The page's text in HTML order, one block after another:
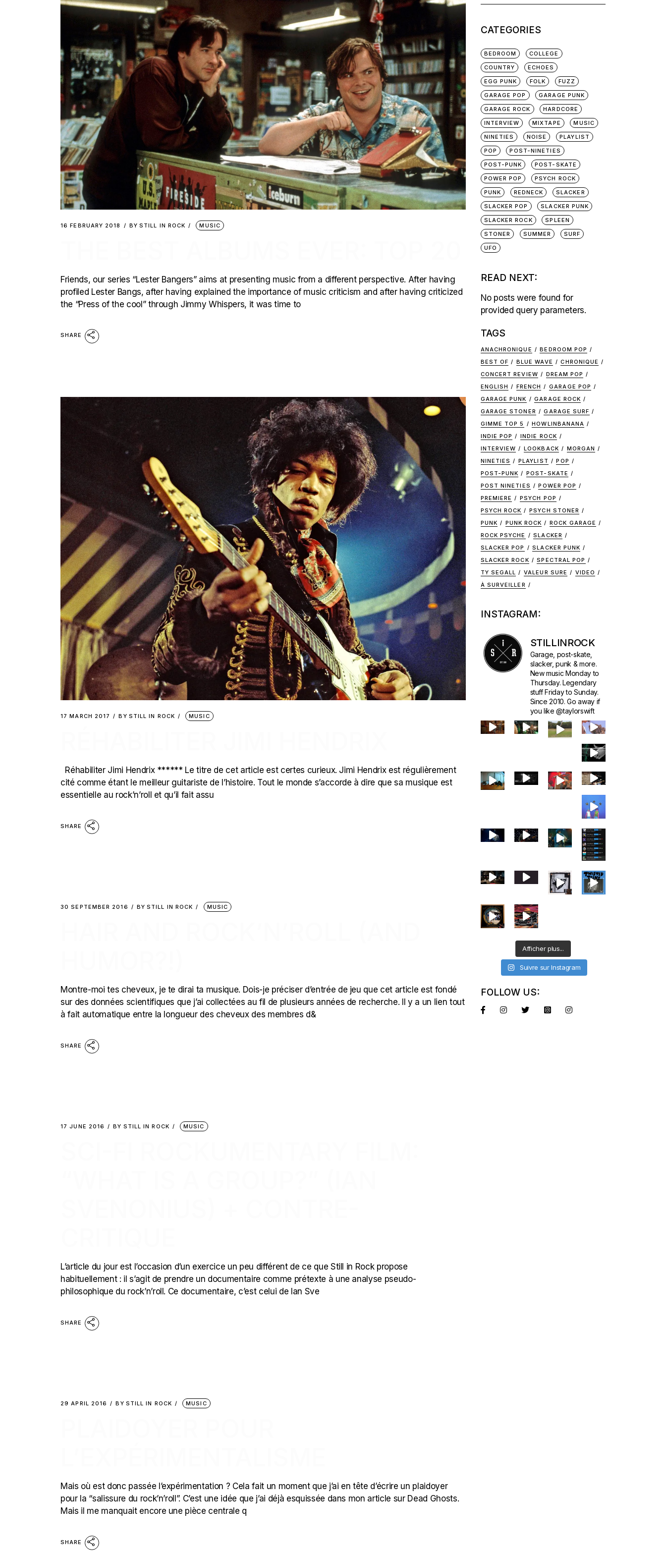
16 FEBRUARY 2018 BY STILL IN ROCK MUSIC
Friends, our series “Lester Bangers” aims at presenting music from a different perspective. After having
profiled Lester Bangs, after having explained the importance of music criticism and after having criticized
the “Press of the cool” through Jimmy Whispers, it was time to
SHARE
17 MARCH 2017 BY STILL IN ROCK MUSIC
Réhabiliter Jimi Hendrix ****** Le titre de cet article est certes curieux. Jimi Hendrix est régulièrement
cité comme étant le meilleur guitariste de l’histoire. Tout le monde s’accorde à dire que sa musique est
essentielle au rock’n’roll et qu’il fait assu
SHARE
30 SEPTEMBER 2016 BY STILL IN ROCK MUSIC
Montre-moi tes cheveux, je te dirai ta musique. Dois-je préciser d’entrée de jeu que cet article est fondé
sur des données scientifiques que j’ai collectées au fil de plusieurs années de recherche. Il y a un lien tout
à fait automatique entre la longueur des cheveux des membres d&
SHARE
17 JUNE 2016 BY STILL IN ROCK MUSIC
L’article du jour est l’occasion d’un exercice un peu différent de ce que Still in Rock propose
habituellement : il s’agit de prendre un documentaire comme prétexte à une analyse pseudo-
philosophique du rock’n’roll. Ce documentaire, c’est celui de Ian Sve
SHARE
29 APRIL 2016 BY STILL IN ROCK MUSIC
Mais où est donc passée l’expérimentation ? Cela fait un moment que j’ai en tête d’écrire un plaidoyer
pour la “salissure du rock’n’roll”. C’est une idée que j’ai déjà esquissée dans mon article sur Dead Ghosts.
Mais il me manquait encore une pièce centrale q
SHARE
CATEGORIES
BEDROOM
COLLEGE
COUNTRY
ECHOES
EGG PUNK
FOLK
FUZZ
GARAGE POP
GARAGE PUNK
GARAGE ROCK
HARDCORE
INTERVIEW
MIXTAPE
MUSIC
NINETIES
NOISE
PLAYLIST
POP
POST-NINETIES
POST-PUNK
POST-SKATE
POWER POP
PSYCH ROCK
PUNK
REDNECK
SLACKER
SLACKER POP
SLACKER PUNK
SLACKER ROCK
SPLEEN
STONER
SUMMER
SURF
UFO
READ NEXT:
No posts were found for
provided query parameters.
TAGS
ANACHRONIQUE
BEDROOM POP
BEST OF
BLUE WAVE
CHRONIQUE
CONCERT REVIEW
DREAM POP
ENGLISH
FRENCH
GARAGE POP
GARAGE PUNK
GARAGE ROCK
GARAGE STONER
GARAGE SURF
GIMME TOP 5
HOWLINBANANA
INDIE POP
INDIE ROCK
INTERVIEW
LOOKBACK
MORGAN
NINETIES
PLAYLIST
POP
POST-PUNK
POST-SKATE
POST NINETIES
POWER POP
PREMIERE
PSYCH POP
PSYCH ROCK
PSYCH STONER
PUNK
PUNK ROCK
ROCK GARAGE
ROCK PSYCHE
SLACKER
SLACKER POP
SLACKER PUNK
SLACKER ROCK
SPECTRAL POP
TY SEGALL
VALEUR SURE
VIDEO
À SURVEILLER
INSTAGRAM:
STILLINROCK
Garage, post-skate,
slacker, punk & more.
New music Monday to
Thursday. Legendary
stuff Friday to Sunday.
Since 2010. Go away if
you like @taylorswift
Afficher plus...
Suivre sur Instagram
FOLLOW US: